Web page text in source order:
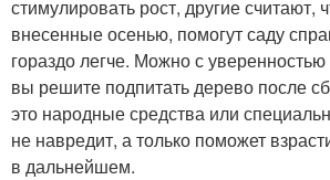
стимулировать рост, другие считают,
внесенные осенью, помогут саду
гораздо легче. Можно с уверенностью
вы решите подпитать дерево после
это народные средства или
не навредит, а только поможет
в дальнейшем.